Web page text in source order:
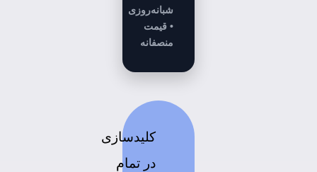
شبانه‌روزی
• قیمت
منصفانه
کلیدسازی
در تمام